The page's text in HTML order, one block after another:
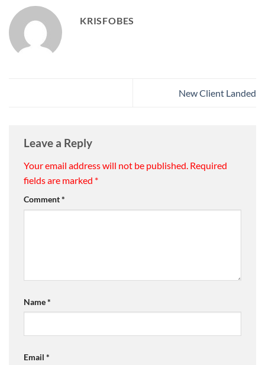
KRISFOBES
New Client Landed
Leave a Reply
Your email address will not be published. Required
fields are marked *
Comment*
Name*
Email *